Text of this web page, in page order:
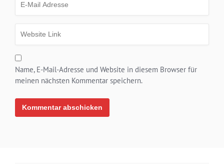
Name, E-Mail-Adresse und Website in diesem Browser für
meinen nächsten Kommentar speichern.